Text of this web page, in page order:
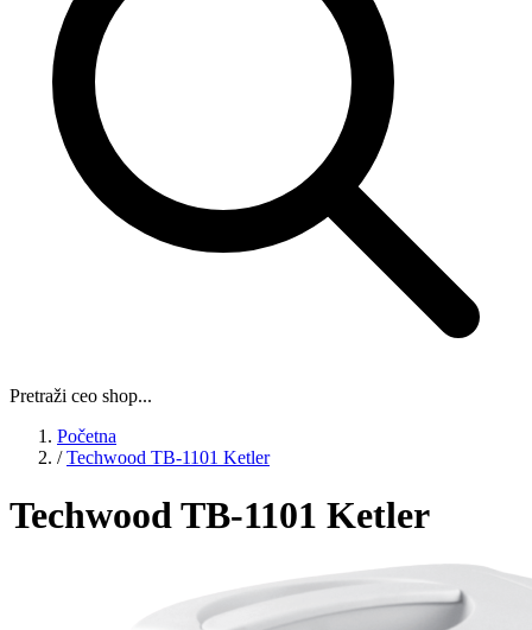
Pretraži ceo shop...
Početna
/ Techwood TB-1101 Ketler
Techwood TB-1101 Ketler